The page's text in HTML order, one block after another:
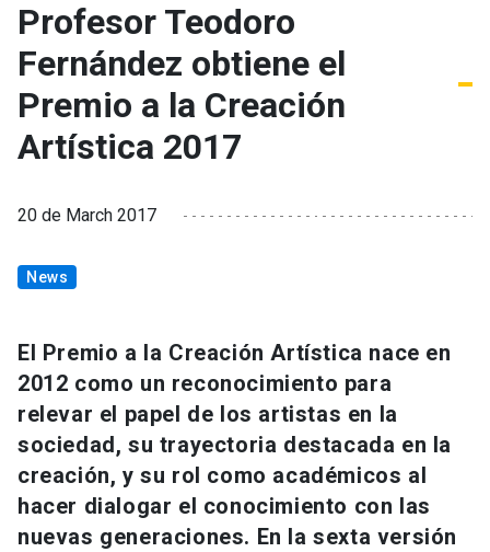
Profesor Teodoro
Fernández obtiene el
Premio a la Creación
Artística 2017
20 de March 2017
News
El Premio a la Creación Artística nace en
2012 como un reconocimiento para
relevar el papel de los artistas en la
sociedad, su trayectoria destacada en la
creación, y su rol como académicos al
hacer dialogar el conocimiento con las
nuevas generaciones. En la sexta versión